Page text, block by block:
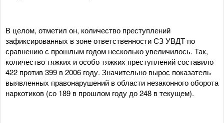
В целом, отметил он, количество преступлений
зафиксированных в зоне ответственности СЗ УВДТ по
сравнению с прошлым годом несколько увеличилось. Так,
количество тяжких и особо тяжких преступлений составило
422 против 399 в 2006 году. Значительно вырос показатель
выявленных правонарушений в области незаконного оборота
наркотиков (со 189 в прошлом году до 248 в текущем).